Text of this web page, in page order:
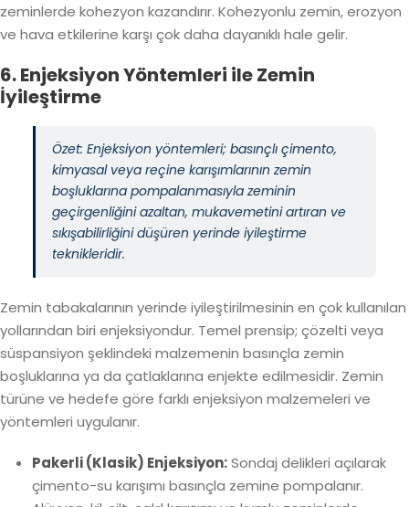
zeminlerde kohezyon kazandırır. Kohezyonlu zemin, erozyon
ve hava etkilerine karşı çok daha dayanıklı hale gelir.
6. Enjeksiyon Yöntemleri ile Zemin
İyileştirme
Özet: Enjeksiyon yöntemleri; basınçlı çimento,
kimyasal veya reçine karışımlarının zemin
boşluklarına pompalanmasıyla zeminin
geçirgenliğini azaltan, mukavemetini artıran ve
sıkışabilirliğini düşüren yerinde iyileştirme
teknikleridir.
Zemin tabakalarının yerinde iyileştirilmesinin en çok kullanılan
yollarından biri enjeksiyondur. Temel prensip; çözelti veya
süspansiyon şeklindeki malzemenin basınçla zemin
boşluklarına ya da çatlaklarına enjekte edilmesidir. Zemin
türüne ve hedefe göre farklı enjeksiyon malzemeleri ve
yöntemleri uygulanır.
Pakerli (Klasik) Enjeksiyon:Sondaj delikleri açılarak
çimento-su karışımı basınçla zemine pompalanır.